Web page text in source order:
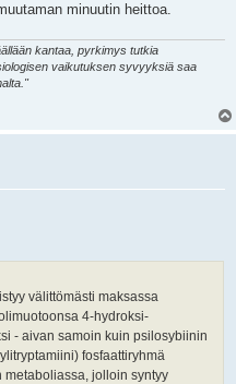
minuutin heittoa.
kantaa, pyrkimys tutkia
vaikutuksen syvyyksiä saa
välittömästi maksassa
4-hydroksi-
- aivan samoin kuin psilosybiinin
fosfaattiryhmä
jolloin syntyy